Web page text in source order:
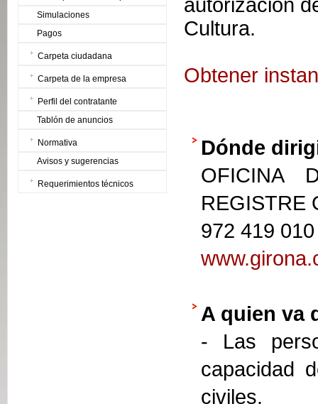
Simulaciones
Pagos
Carpeta ciudadana
Carpeta de la empresa
Perfil del contratante
Tablón de anuncios
Normativa
Avisos y sugerencias
Requerimientos técnicos
autorización
Cultura.
Obtener
Dónde
OFICINA
REGISTRE
972 419 010
A quien va
- Las
capacidad
civiles.